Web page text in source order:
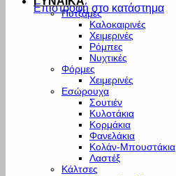
Επιστροφή στο κατάστημα
Πυτζάμες
Καλοκαιρινές
Χειμερινές
Ρόμπες
Νυχτικές
Φόρμες
Χειμερινές
Εσώρουχα
Σουτιέν
Κυλοτάκια
Κορμάκια
Φανελάκια
Κολάν-Μπουστάκια
Λαστέξ
Κάλτσες